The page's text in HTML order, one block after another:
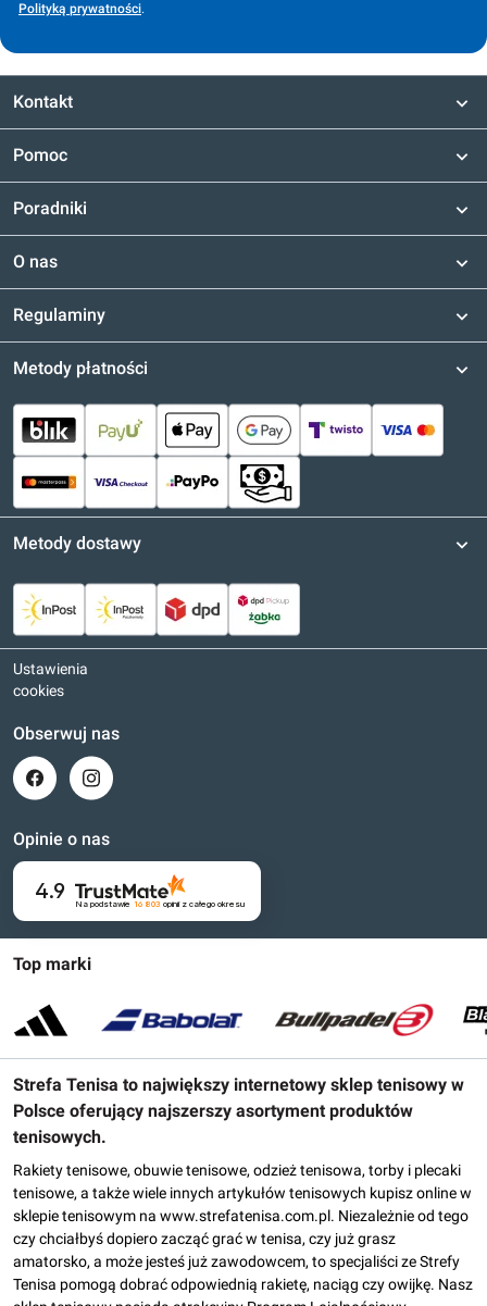
Polityką prywatności.
Kontakt
Pomoc
Poradniki
O nas
Regulaminy
Top marki
Strefa Tenisa to największy internetowy sklep tenisowy w
Polsce oferujący najszerszy asortyment produktów
tenisowych.
Rakiety tenisowe, obuwie tenisowe, odzież tenisowa, torby i plecaki
tenisowe, a także wiele innych artykułów tenisowych kupisz online w
sklepie tenisowym na www.strefatenisa.com.pl. Niezależnie od tego
czy chciałbyś dopiero zacząć grać w tenisa, czy już grasz
amatorsko, a może jesteś już zawodowcem, to specjaliści ze Strefy
Tenisa pomogą dobrać odpowiednią rakietę, naciąg czy owijkę. Nasz
Metody płatności
Metody dostawy
Ustawienia
cookies
Obserwuj nas
Opinie o nas
4.9
Na podstawie 16 803 opinii z całego okresu